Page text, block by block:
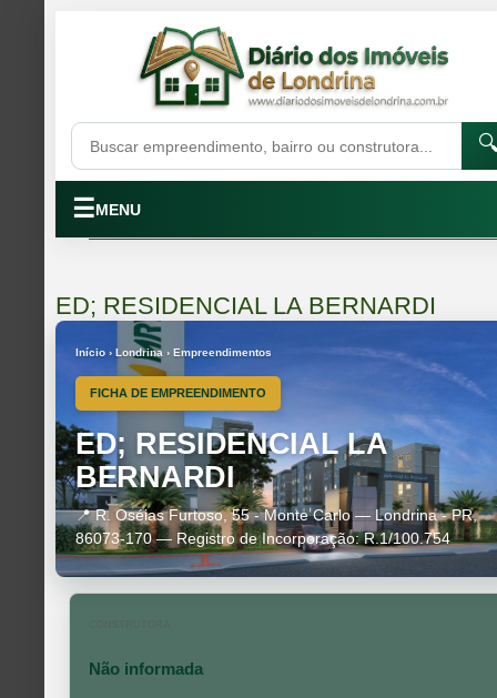
☰MENU
ED; RESIDENCIAL LA BERNARDI
Início › Londrina › Empreendimentos
FICHA DE EMPREENDIMENTO
ED; RESIDENCIAL LA
BERNARDI
📍 R. Oséias Furtoso, 55 - Monte Carlo — Londrina - PR,
86073-170 — Registro de Incorporação: R.1/100.754
Não informada